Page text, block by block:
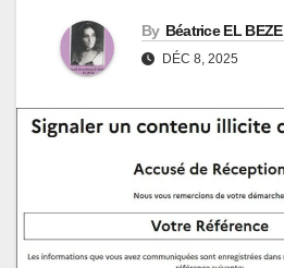
By Béatrice EL BEZE
DÉC 8, 2025